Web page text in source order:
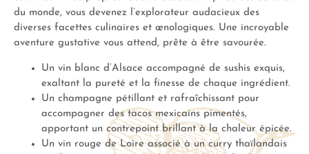
du monde, vous devenez l’explorateur audacieux des
diverses facettes culinaires et œnologiques. Une incroyable
aventure gustative vous attend, prête à être savourée.
Un vin blanc d’Alsace accompagné de sushis exquis,
exaltant la pureté et la finesse de chaque ingrédient.
Un champagne pétillant et rafraîchissant pour
accompagner des tacos mexicains pimentés,
apportant un contrepoint brillant à la chaleur épicée.
Un vin rouge de Loire associé à un curry thaïlandais